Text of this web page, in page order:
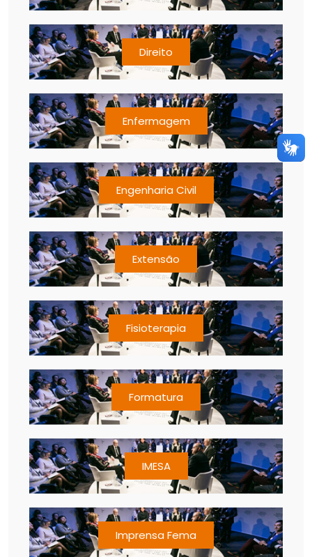
Direito
Enfermagem
Engenharia Civil
Extensão
Fisioterapia
Formatura
IMESA
Imprensa Fema